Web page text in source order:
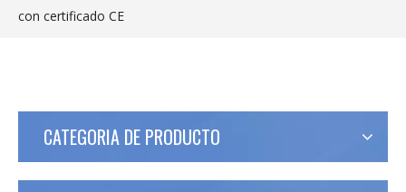
con certificado CE
CATEGORIA DE PRODUCTO